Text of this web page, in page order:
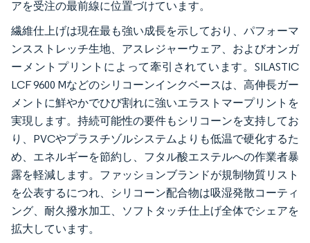
アを受注の最前線に位置づけています。
繊維仕上げは現在最も強い成長を示しており、パフォーマ
ンスストレッチ生地、アスレジャーウェア、およびオンガ
ーメントプリントによって牽引されています。SILASTIC
LCF 9600 Mなどのシリコーンインクベースは、高伸長ガー
メントに鮮やかでひび割れに強いエラストマープリントを
実現します。持続可能性の要件もシリコーンを支持してお
り、PVCやプラスチゾルシステムよりも低温で硬化するた
め、エネルギーを節約し、フタル酸エステルへの作業者暴
露を軽減します。ファッションブランドが規制物質リスト
を公表するにつれ、シリコーン配合物は吸湿発散コーティ
ング、耐久撥水加工、ソフトタッチ仕上げ全体でシェアを
拡大しています。